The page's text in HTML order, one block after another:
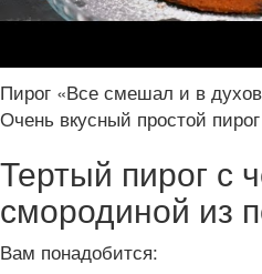
Пирог «Все смешал и в
Очень вкусный простой пирог
Тертый пирог с
смородиной из
Вам понадобится: